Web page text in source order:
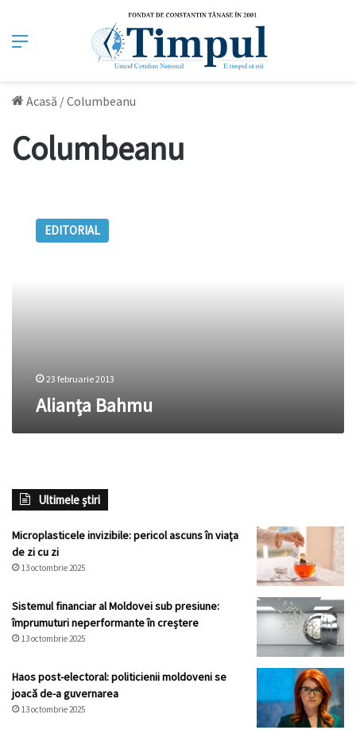
Meniu
Acasă /Columbeanu
Columbeanu
Bahmu
EDITORIAL
23 februarie 2013
Alianţa Bahmu
Ultimele știri
Microplasticele invizibile: pericol ascuns în viața
de zi cu zi
13 octombrie 2025
Sistemul financiar al Moldovei sub presiune:
împrumuturi neperformante în creștere
13 octombrie 2025
Haos post-electoral: politicienii moldoveni se
joacă de-a guvernarea
13 octombrie 2025